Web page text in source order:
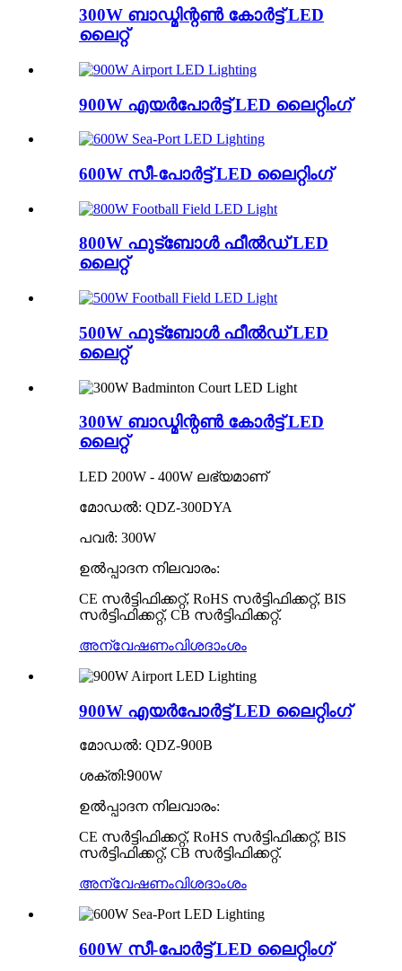
300W ബാഡ്മിന്റൺ കോർട്ട് LED
ലൈറ്റ്
900W എയർപോർട്ട് LED ലൈറ്റിംഗ്
600W സീ-പോർട്ട് LED ലൈറ്റിംഗ്
800W ഫുട്ബോൾ ഫീൽഡ് LED
ലൈറ്റ്
500W ഫുട്ബോൾ ഫീൽഡ് LED
ലൈറ്റ്
300W ബാഡ്മിന്റൺ കോർട്ട് LED
ലൈറ്റ്
LED 200W - 400W ലഭ്യമാണ്
മോഡൽ: QDZ-300DYA
പവർ: 300W
ഉൽപ്പാദന നിലവാരം:
CE സർട്ടിഫിക്കറ്റ്, RoHS സർട്ടിഫിക്കറ്റ്, BIS
സർട്ടിഫിക്കറ്റ്, CB സർട്ടിഫിക്കറ്റ്.
അന്വേഷണംവിശദാംശം
900W എയർപോർട്ട് LED ലൈറ്റിംഗ്
മോഡൽ: QDZ-900B
ശക്തി:900W
ഉൽപ്പാദന നിലവാരം:
CE സർട്ടിഫിക്കറ്റ്, RoHS സർട്ടിഫിക്കറ്റ്, BIS
സർട്ടിഫിക്കറ്റ്, CB സർട്ടിഫിക്കറ്റ്.
അന്വേഷണംവിശദാംശം
600W സീ-പോർട്ട് LED ലൈറ്റിംഗ്